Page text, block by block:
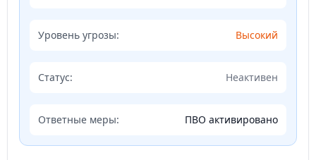
Уровень угрозы: Высокий
Статус: Неактивен
Ответные меры: ПВО активировано